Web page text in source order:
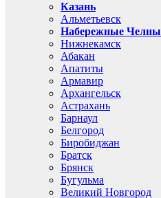
Казань
Альметьевск
Набережные Челны
Нижнекамск
Абакан
Апатиты
Армавир
Архангельск
Астрахань
Барнаул
Белгород
Биробиджан
Братск
Брянск
Бугульма
Великий Новгород